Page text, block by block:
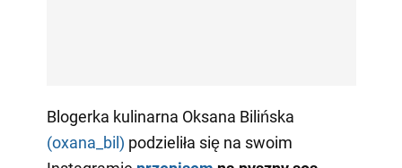
Blogerka kulinarna Oksana Bilińska
(oxana_bil) podzieliła się na swoim